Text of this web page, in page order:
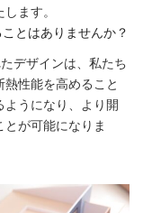
ます。
とはありませんか？
デザインは、私たち
性能を高めること
うになり、より開
が可能になりま